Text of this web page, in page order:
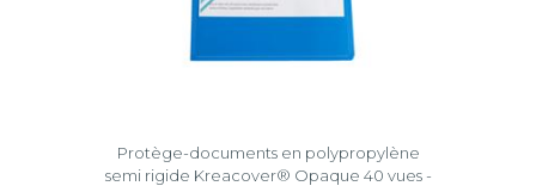
Protège-documents en polypropylène
semi rigide Kreacover® Opaque 40 vues -